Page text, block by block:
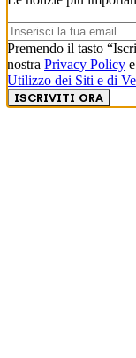
Premendo il tasto
nostra Privacy Policy
Utilizzo dei Siti e di
ISCRIVITI ORA